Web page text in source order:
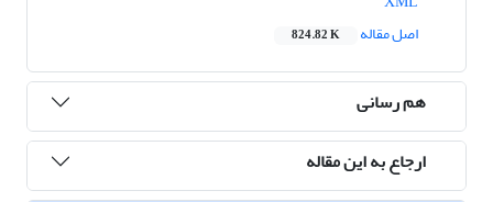
اصل مقاله
824.82 K
هم رسانی
ارجاع به این مقاله